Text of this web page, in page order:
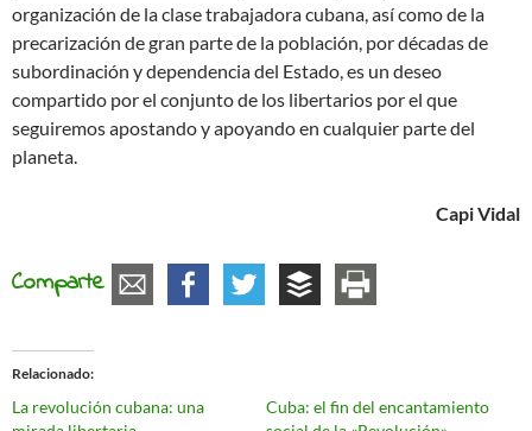
organización de la clase trabajadora cubana, así como de la
precarización de gran parte de la población, por décadas de
subordinación y dependencia del Estado, es un deseo
compartido por el conjunto de los libertarios por el que
seguiremos apostando y apoyando en cualquier parte del
planeta.
Capi Vidal
Comparte
Relacionado
La revolución cubana: una
Cuba: el fin del encantamiento